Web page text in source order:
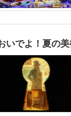
いでよ！夏の